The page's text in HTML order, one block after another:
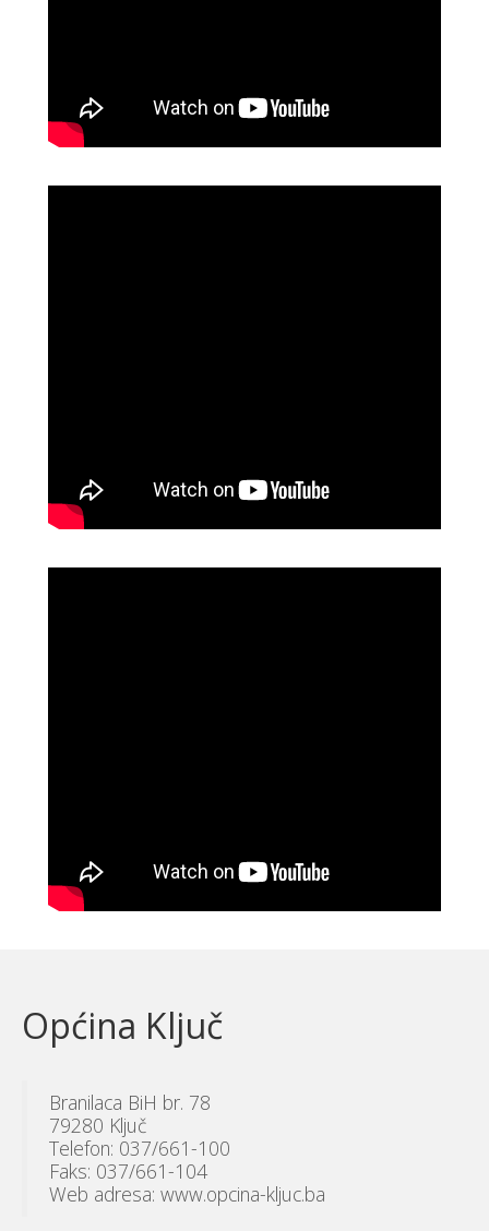
Općina Ključ
Branilaca BiH br. 78
79280 Ključ
Telefon: 037/661-100
Faks: 037/661-104
Web adresa: www.opcina-kljuc.ba